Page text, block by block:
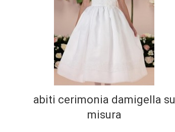
abiti cerimonia damigella su
misura